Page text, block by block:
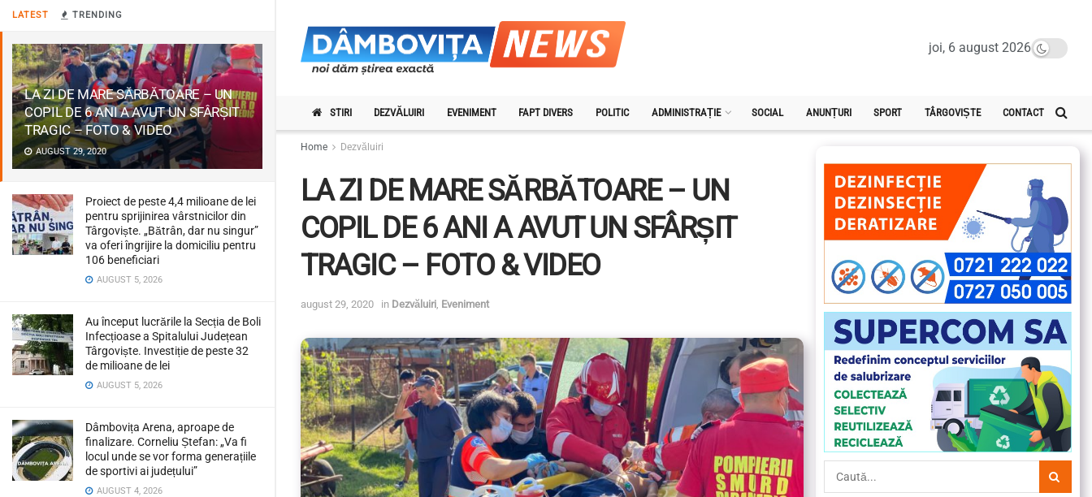
LATEST TRENDING
LA ZI DE MARE SĂRBĂTOARE – UN
COPIL DE 6 ANI A AVUT UN SFÂRȘIT
TRAGIC – FOTO & VIDEO
AUGUST 29, 2020
Proiect de peste 4,4 milioane de lei
pentru sprijinirea vârstnicilor din
Târgoviște. „Bătrân, dar nu singur”
va oferi îngrijire la domiciliu pentru
106 beneficiari
AUGUST 5, 2026
Au început lucrările la Secția de Boli
Infecțioase a Spitalului Județean
Târgoviște. Investiție de peste 32
de milioane de lei
AUGUST 5, 2026
Dâmbovița Arena, aproape de
finalizare. Corneliu Ștefan: „Va fi
locul unde se vor forma generațiile
de sportivi ai județului”
AUGUST 4, 2026
joi, 6 august 2026
STIRI DEZVĂLUIRI EVENIMENT FAPT DIVERS POLITIC ADMINISTRAȚIE SOCIAL ANUNȚURI SPORT TÂRGOVIȘTE CONTACT
Home Dezvăluiri
LA ZI DE MARE SĂRBĂTOARE – UN
COPIL DE 6 ANI A AVUT UN SFÂRȘIT
TRAGIC – FOTO & VIDEO
august 29, 2020 in Dezvăluiri, Eveniment